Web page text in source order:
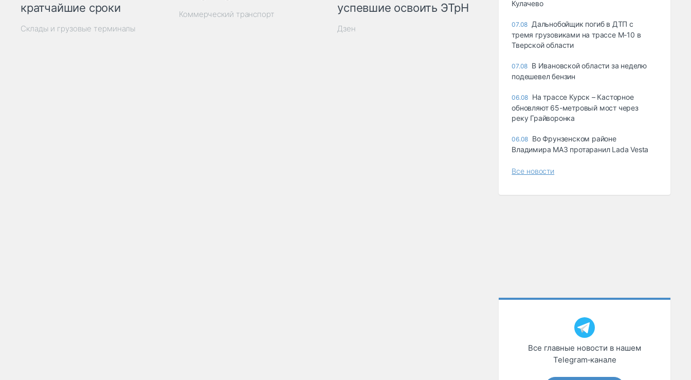
кратчайшие сроки
Склады и грузовые терминалы
Коммерческий транспорт
успевшие освоить ЭТрН
Дзен
Кулачево
07.08 Дальнобойщик погиб в ДТП с
тремя грузовиками на трассе М-10 в
Тверской области
07.08 В Ивановской области за неделю
подешевел бензин
06.08 На трассе Курск – Касторное
обновляют 65-метровый мост через
реку Грайворонка
06.08 Во Фрунзенском районе
Владимира МАЗ протаранил Lada Vesta
Все новости
Все главные новости в нашем
Telegram‑канале